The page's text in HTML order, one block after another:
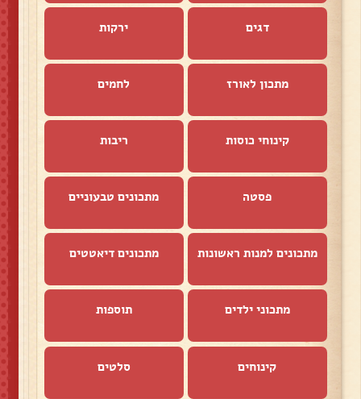
דגים ירקות
מתכון לאורז לחמים
קינוחי כוסות ריבות
פסטה מתכונים טבעוניים
מתכונים למנות ראשונות מתכונים דיאטטים
מתכוני ילדים תוספות
קינוחים סלטים